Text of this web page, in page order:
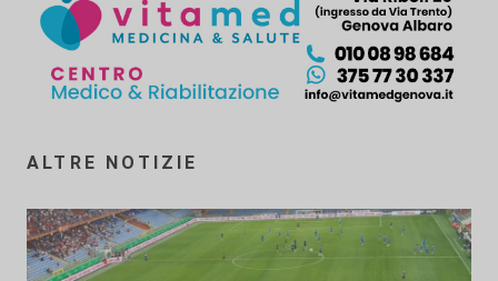
ALTRE NOTIZIE